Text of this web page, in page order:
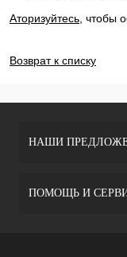
Аторизуйтесь , чтобы
Возврат к списку
НАШИ
ПОМОЩЬ И